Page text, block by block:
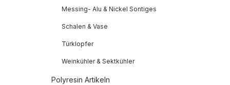
Messing- Alu & Nickel Sontiges
Schalen & Vase
Türklopfer
Weinkühler & Sektkühler
Polyresin Artikeln